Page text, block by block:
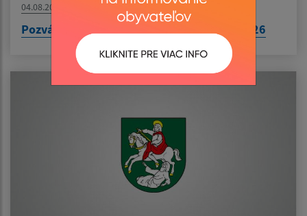
04.08.2026
Pozvánka na zasadnutie ObZ dňa 10.08.2026